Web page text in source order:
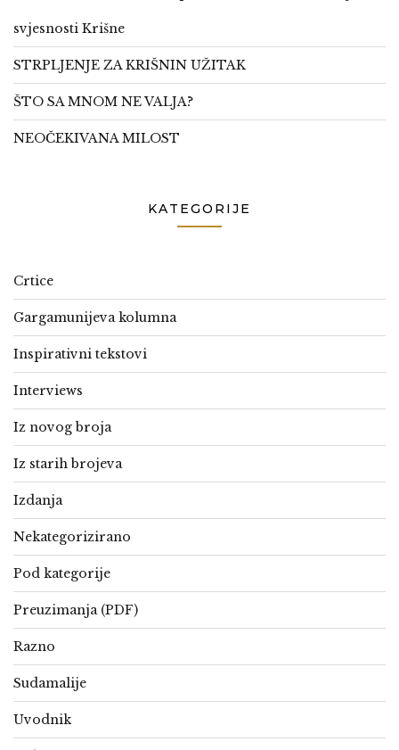
svjesnosti Krišne
STRPLJENJE ZA KRIŠNIN UŽITAK
ŠTO SA MNOM NE VALJA?
NEOČEKIVANA MILOST
KATEGORIJE
Crtice
Gargamunijeva kolumna
Inspirativni tekstovi
Interviews
Iz novog broja
Iz starih brojeva
Izdanja
Nekategorizirano
Pod kategorije
Preuzimanja (PDF)
Razno
Sudamalije
Uvodnik